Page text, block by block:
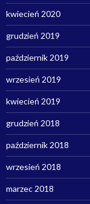
kwiecień 2020
grudzień 2019
październik 2019
wrzesień 2019
kwiecień 2019
grudzień 2018
październik 2018
wrzesień 2018
marzec 2018